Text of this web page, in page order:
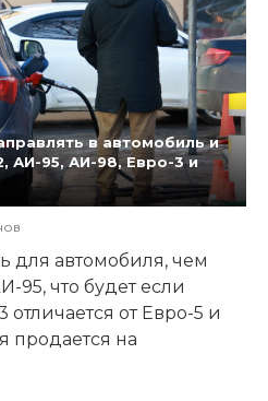
в автомобиль и
АИ-95, АИ-98, Евро-3 и
для автомобиля, чем
95, что будет если
от Евро-5 и
продается на